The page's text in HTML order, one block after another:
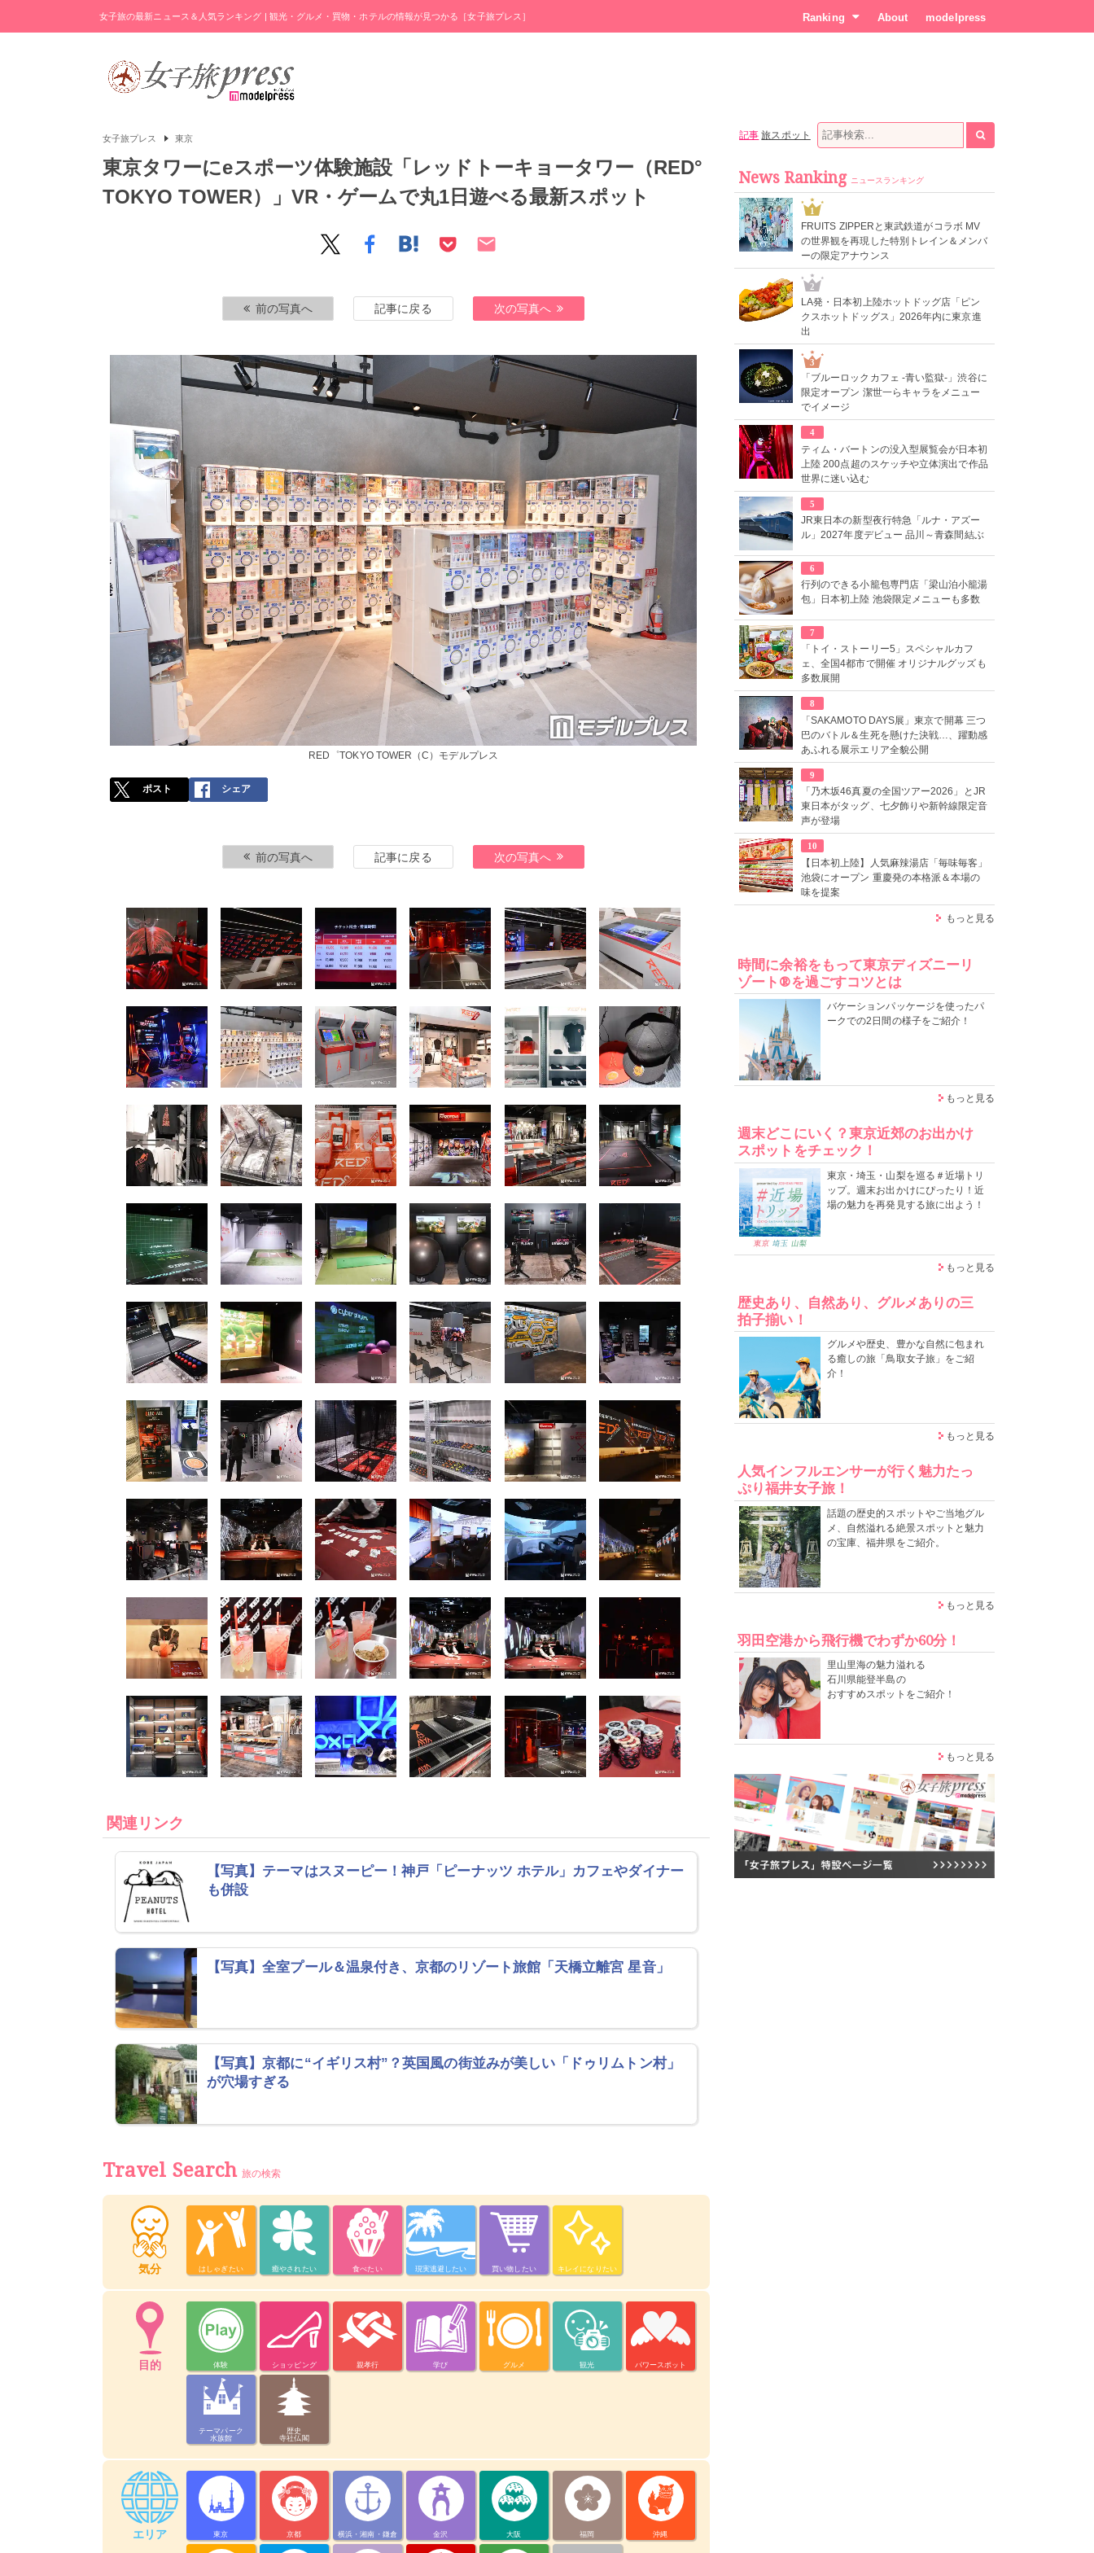
女子旅の最新ニュース＆人気ランキング | 観光・グルメ・買物・ホテルの情報が見つかる［女子旅プレス］ Ranking About modelpress
女子旅プレス 東京
東京タワーにeスポーツ体験施設「レッドトーキョータワー（RED°
TOKYO TOWER）」VR・ゲームで丸1日遊べる最新スポット
前の写真へ 記事に戻る 次の写真へ
RED゜TOKYO TOWER（C）モデルプレス
ポスト シェア
前の写真へ 記事に戻る 次の写真へ
関連リンク
【写真】テーマはスヌーピー！神戸「ピーナッツ ホテル」カフェやダイナー
も併設
【写真】全室プール＆温泉付き、京都のリゾート旅館「天橋立離宮 星音」
【写真】京都に“イギリス村”？英国風の街並みが美しい「ドゥリムトン村」
が穴場すぎる
Travel Search 旅の検索
気分 はしゃぎたい 癒やされたい 食べたい 現実逃避したい 買い物したい キレイになりたい
目的 体験 ショッピング 親孝行 学び グルメ 観光 パワースポット
テーマパーク
水族館
歴史
寺社仏閣
エリア 東京 京都 横浜・湘南・鎌倉 金沢 大阪 福岡 沖縄
記事 旅スポット
News Ranking ニュースランキング
1
FRUITS ZIPPERと東武鉄道がコラボ MV
の世界観を再現した特別トレイン＆メンバ
ーの限定アナウンス
2
LA発・日本初上陸ホットドッグ店「ピン
クスホットドッグス」2026年内に東京進
出
3
「ブルーロックカフェ -青い監獄-」渋谷に
限定オープン 潔世一らキャラをメニュー
でイメージ
4
ティム・バートンの没入型展覧会が日本初
上陸 200点超のスケッチや立体演出で作品
世界に迷い込む
5
JR東日本の新型夜行特急「ルナ・アズー
ル」2027年度デビュー 品川～青森間結ぶ
6
行列のできる小籠包専門店「梁山泊小籠湯
包」日本初上陸 池袋限定メニューも多数
7
「トイ・ストーリー5」スペシャルカフ
ェ、全国4都市で開催 オリジナルグッズも
多数展開
8
「SAKAMOTO DAYS展」東京で開幕 三つ
巴のバトル＆生死を懸けた決戦…、躍動感
あふれる展示エリア全貌公開
9
「乃木坂46真夏の全国ツアー2026」とJR
東日本がタッグ、七夕飾りや新幹線限定音
声が登場
10
【日本初上陸】人気麻辣湯店「毎味毎客」
池袋にオープン 重慶発の本格派＆本場の
味を提案
もっと見る
時間に余裕をもって東京ディズニーリ
ゾート®を過ごすコツとは
バケーションパッケージを使ったパ
ークでの2日間の様子をご紹介！
もっと見る
週末どこにいく？東京近郊のお出かけ
スポットをチェック！
東京・埼玉・山梨を巡る＃近場トリ
ップ。週末お出かけにぴったり！近
場の魅力を再発見する旅に出よう！
もっと見る
歴史あり、自然あり、グルメありの三
拍子揃い！
グルメや歴史、豊かな自然に包まれ
る癒しの旅「鳥取女子旅」をご紹
介！
もっと見る
人気インフルエンサーが行く魅力たっ
ぷり福井女子旅！
話題の歴史的スポットやご当地グル
メ、自然溢れる絶景スポットと魅力
の宝庫、福井県をご紹介。
もっと見る
羽田空港から飛行機でわずか60分！
里山里海の魅力溢れる
石川県能登半島の
おすすめスポットをご紹介！
もっと見る